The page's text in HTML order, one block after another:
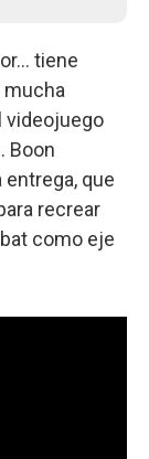
tiene
mucha
videojuego
Boon
que
recrear
como eje